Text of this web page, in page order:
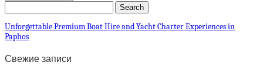
Unforgettable Premium Boat Hire and Yacht Charter Experiences in
Paphos
Свежие записи